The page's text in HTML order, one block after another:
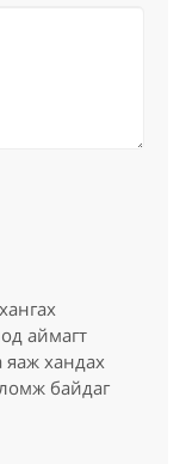
аймагт
яаж хандах
байдаг